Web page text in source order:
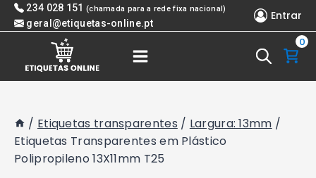
Skip 234 028 151 (chamada para a rede fixa nacional)
geral@etiquetas-online.pt
Entrar
0
/ Etiquetas transparentes / Largura: 13mm /
Etiquetas Transparentes em Plástico
Polipropileno 13X11mm T25